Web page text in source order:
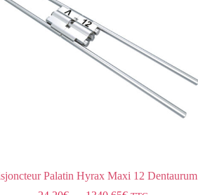
Palatin Hyrax Maxi 12 Dentaurum